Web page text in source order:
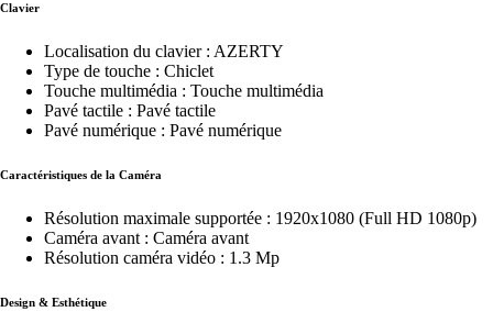
Clavier
Localisation du clavier : AZERTY
Type de touche : Chiclet
Touche multimédia : Touche multimédia
Pavé tactile : Pavé tactile
Pavé numérique : Pavé numérique
Caractéristiques de la Caméra
Résolution maximale supportée : 1920x1080 (Full HD 1080p)
Caméra avant : Caméra avant
Résolution caméra vidéo : 1.3 Mp
Design & Esthétique